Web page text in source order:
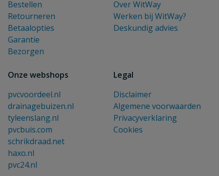
Bestellen
Retourneren
Betaalopties
Garantie
Bezorgen
Over WitWay
Werken bij WitWay?
Deskundig advies
Onze webshops
pvcvoordeel.nl
drainagebuizen.nl
tyleenslang.nl
pvcbuis.com
schrikdraad.net
haxo.nl
pvc24.nl
Legal
Disclaimer
Algemene voorwaarden
Privacyverklaring
Cookies